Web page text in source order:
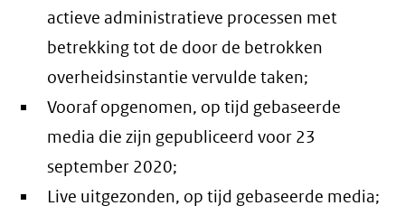
actieve administratieve processen met
betrekking tot de door de betrokken
overheidsinstantie vervulde taken;
Vooraf opgenomen, op tijd gebaseerde
media die zijn gepubliceerd voor 23
september 2020;
Live uitgezonden, op tijd gebaseerde media;